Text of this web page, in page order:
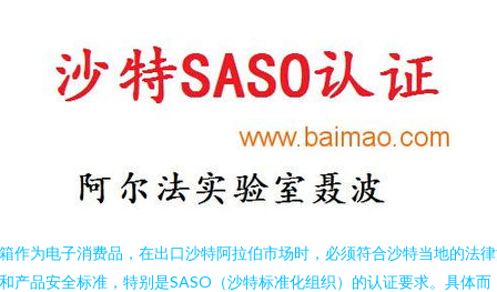
作为电子消费品，在出口沙特阿拉伯市场时，必须符合沙特当地的法
产品安全标准，特别是SASO（沙特标准化组织）的认证要求。具体而